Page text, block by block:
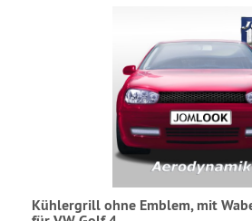
Kühlergrill ohne Emblem, mit